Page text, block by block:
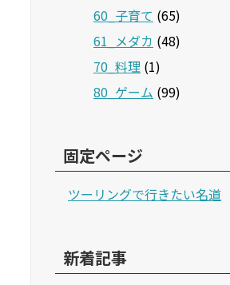
60_子育て (65)
61_メダカ (48)
70_料理 (1)
80_ゲーム (99)
固定ページ
ツーリングで行きたい名道
新着記事